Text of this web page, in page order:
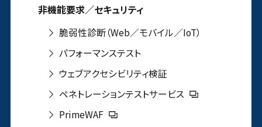
非機能要求／セキュリティ
脆弱性診断（Web／モバイル／IoT）
パフォーマンステスト
ウェブアクセシビリティ検証
ペネトレーションテストサービス
PrimeWAF